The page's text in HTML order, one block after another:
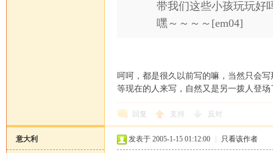
带我们这些小孩玩玩好
嘿～～～～[em04]
呵呵，都是很久以前写的嘛，当然只会
等现在的人来写，自然又是另一拨人登
回复 支持 反对
意大利 发表于 2005-1-15 01:12:00 只看该作者